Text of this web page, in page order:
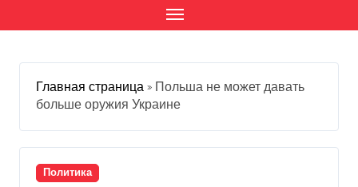
Главная страница » Польша не может давать
больше оружия Украине
Политика